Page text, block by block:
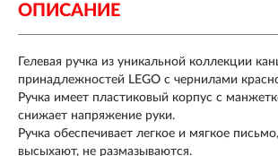
ОПИСАНИЕ
Гелевая ручка из уникальной коллекции
принадлежностей LEGO с чернилами
Ручка имеет пластиковый корпус с
снижает напряжение руки.
Ручка обеспечивает легкое и мягкое
высыхают, не размазываются.